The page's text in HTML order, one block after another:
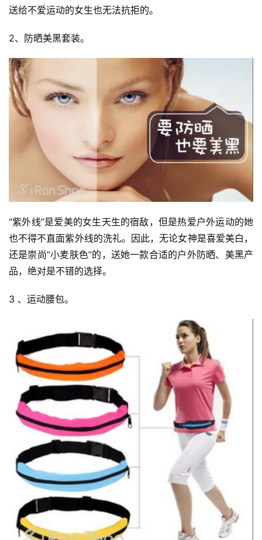
观
察
装
备
训
视
频
户
精
运
动
送给不爱运动的女生也无法抗拒的。
2、防晒美黑套装。
“紫外线”是爱美的女生天生的宿敌，但是热爱户外运动的她
也不得不直面紫外线的洗礼。因此，无论女神是喜爱美白，
还是崇尚“小麦肤色”的，送她一款合适的户外防晒、美黑产
品，绝对是不错的选择。
3 、运动腰包。